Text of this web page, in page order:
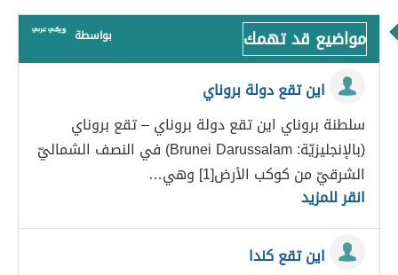
مواضيع قد تهمك بواسطة
اين تقع دولة بروناي
سلطنة بروناي اين تقع دولة بروناي – تقع بروناي
(بالإنجليزيّة: Brunei Darussalam) في النصف الشماليّ
الشرقيّ من كوكب الأرض[1] وهي…
انقر للمزيد
اين تقع كندا